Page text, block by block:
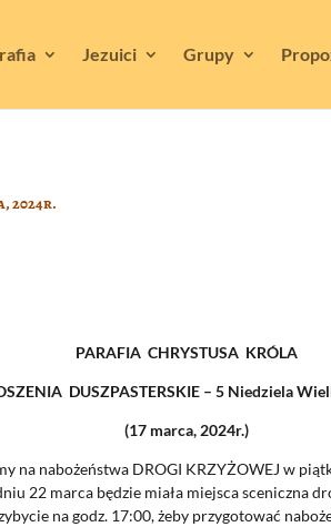
Jezuici Grupy
2024r.
PARAFIA CHRYSTUSA KRÓLA
DUSZPASTERSKIE – 5 Niedziela
(17 marca, 2024r.)
na nabożeństwa DROGI KRZYŻOWEJ w
22 marca będzie miała miejsca sceniczna
na godz. 17:00, żeby przygotować